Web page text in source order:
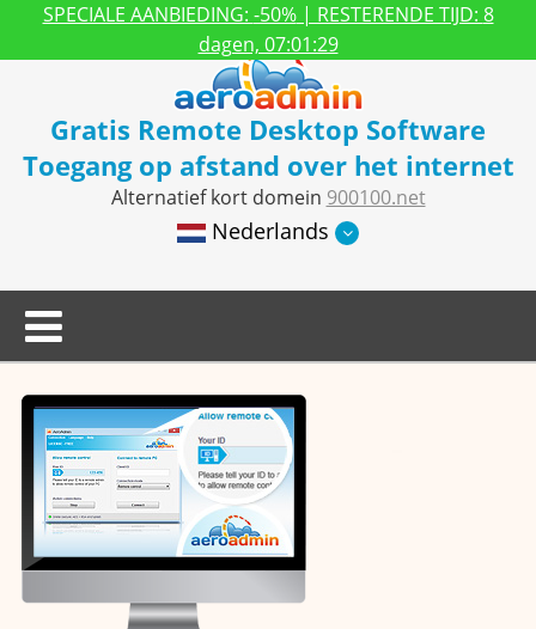
SPECIALE AANBIEDING: -50%| RESTERENDE TIJD: 8
dagen, 07:01:29
Gratis Remote Desktop Software
Toegang op afstand over het internet
Alternatief kort domein 900100.net
Nederlands